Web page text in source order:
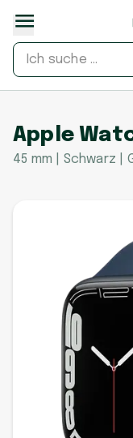
Apple
45 mm | Schwarz |